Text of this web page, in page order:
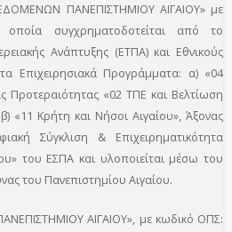
ΠΑΝΕΠΙΣΤΗΜΙΟΥ ΑΙΓΑΙΟΥ» με
συγχρηματοδοτείται από το
Ανάπτυξης (ΕΤΠΑ) και Εθνικούς
Επιχειρησιακά Προγράμματα: α) «04
Προτεραιότητας «02 ΤΠΕ και Βελτίωση
«11 Κρήτη και Νήσοι Αιγαίου», Άξονας
Σύγκλιση & Επιχειρηματικότητα
του ΕΣΠΑ και υλοποιείται μέσω του
του Πανεπιστημίου Αιγαίου.
ΑΙΓΑΙΟΥ», με κωδικό ΟΠΣ: